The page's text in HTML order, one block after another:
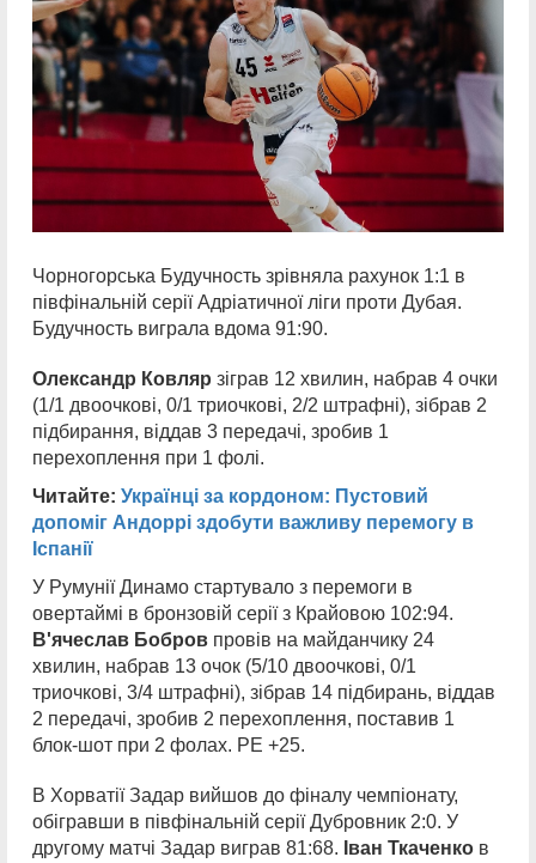
Чорногорська Будучность зрівняла рахунок 1:1 в
півфінальній серії Адріатичної ліги проти Дубая.
Будучность виграла вдома 91:90.
Олександр Ковляр зіграв 12 хвилин, набрав 4 очки
(1/1 двоочкові, 0/1 триочкові, 2/2 штрафні), зібрав 2
підбирання, віддав 3 передачі, зробив 1
перехоплення при 1 фолі.
Читайте: Українці за кордоном: Пустовий
допоміг Андоррі здобути важливу перемогу в
Іспанії
У Румунії Динамо стартувало з перемоги в
овертаймі в бронзовій серії з Крайовою 102:94.
В'ячеслав Бобров провів на майданчику 24
хвилин, набрав 13 очок (5/10 двоочкові, 0/1
триочкові, 3/4 штрафні), зібрав 14 підбирань, віддав
2 передачі, зробив 2 перехоплення, поставив 1
блок-шот при 2 фолах. РЕ +25.
В Хорватії Задар вийшов до фіналу чемпіонату,
обігравши в півфінальній серії Дубровник 2:0. У
другому матчі Задар виграв 81:68. Іван Ткаченко в